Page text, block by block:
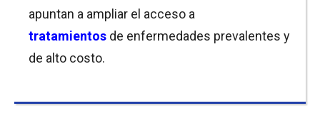
apuntan a ampliar el acceso a
tratamientos de enfermedades prevalentes y
de alto costo.